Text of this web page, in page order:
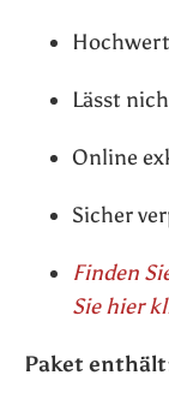
Lässt
Online
Sicher
Finden
Sie hier
Paket